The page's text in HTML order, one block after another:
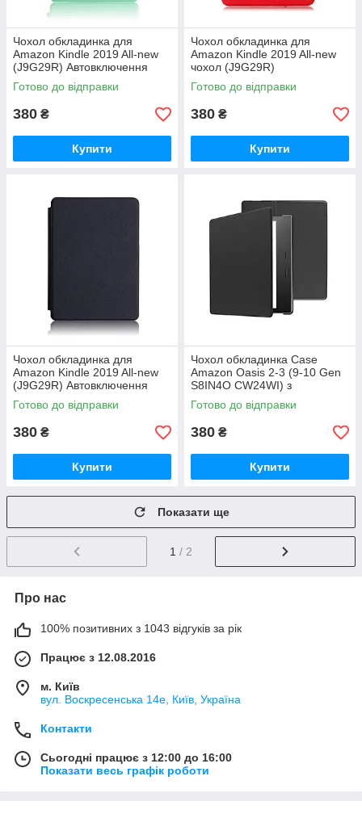
Чохол обкладинка для
Amazon Kindle 2019 All-new
(J9G29R) Автовключення
Готово до відправки
380 ₴
Купити
Чохол обкладинка для
Amazon Kindle 2019 All-new
чохол (J9G29R)
Автовключення
Готово до відправки
380 ₴
Купити
Чохол обкладинка для
Amazon Kindle 2019 All-new
(J9G29R) Автовключення
Готово до відправки
380 ₴
Купити
Чохол обкладинка Case
Amazon Oasis 2-3 (9-10 Gen
S8IN4O CW24WI) з
автовключенням
Готово до відправки
380 ₴
Купити
Показати ще
1 / 2
Про нас
100% позитивних з 1043 відгуків за рік
Працює з 12.08.2016
м. Київ
вул. Воскресенська 14е, Київ, Україна
Контакти
Сьогодні працює з 12:00 до 16:00
Показати весь графік роботи